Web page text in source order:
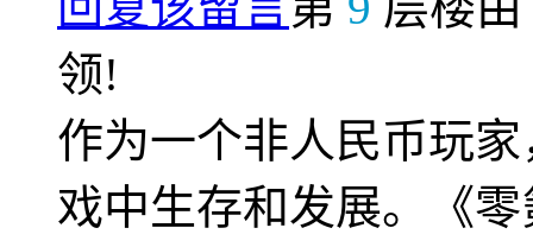
领!
作为一个非人民币玩
戏中生存和发展。《